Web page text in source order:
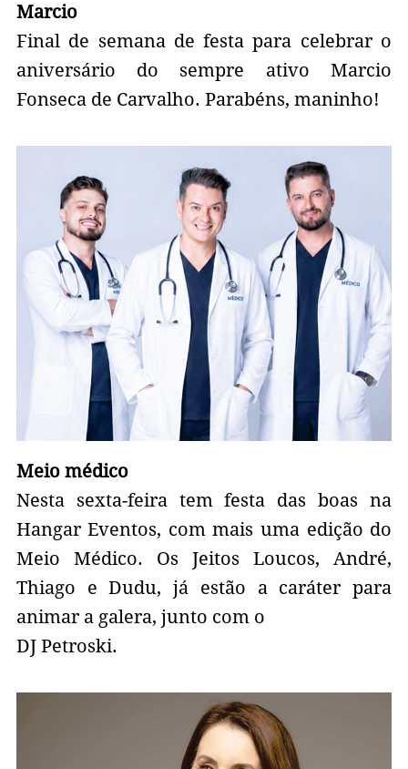
Marcio
Final de semana de festa para celebrar o
aniversário do sempre ativo Marcio
Fonseca de Carvalho. Parabéns, maninho!
Meio médico
Nesta sexta-feira tem festa das boas na
Hangar Eventos, com mais uma edição do
Meio Médico. Os Jeitos Loucos, André,
Thiago e Dudu, já estão a caráter para
animar a galera, junto com o
DJ Petroski.